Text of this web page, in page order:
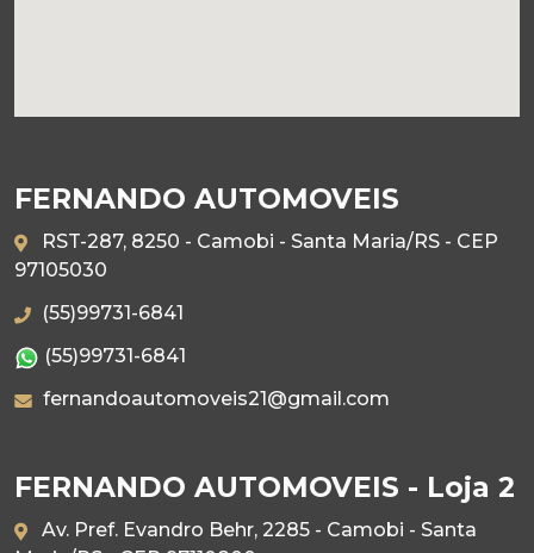
FERNANDO AUTOMOVEIS
RST-287, 8250 - Camobi - Santa Maria/RS - CEP
97105030
(55)99731-6841
(55)99731-6841
fernandoautomoveis21@gmail.com
FERNANDO AUTOMOVEIS - Loja 2
Av. Pref. Evandro Behr, 2285 - Camobi - Santa